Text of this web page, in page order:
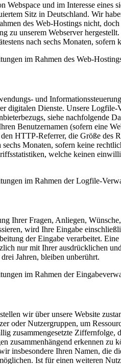
Webspace und im Interesse eines
Sitz in Deutschland. Wir
des Web-Hostings nicht,
zu unserem Webserver
nach sechs Monaten,
im Rahmen des Web-
und
digitalen Dienste. Unsere
siehe nachfolgende
Benutzernamen (sofern eine
HTTP-Referrer, die Größe des
Monaten, sofern keine
welche keinen
im Rahmen der Logfile-
Ihrer Fragen, Anliegen,
wird Ihre Eingabe
der Eingabe verarbeitet.
nur mit Ihrer ausdrücklichen
Jahren, bleiben unberührt.
im Rahmen der
wir über unsere Website
oder Nutzergruppen, um
zusammengesetzte
zusammenhängend erkennen zu
insbesondere Ihren Namen, die
Ist für einen weiteren